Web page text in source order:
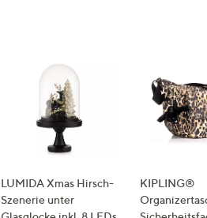
LUMIDA Xmas Hirsch-
Szenerie unter
KIPLING®